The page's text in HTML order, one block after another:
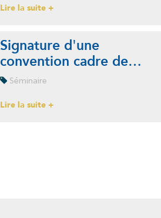
Lire la suite +
Signature d'une
convention cadre de…
Séminaire
Lire la suite +